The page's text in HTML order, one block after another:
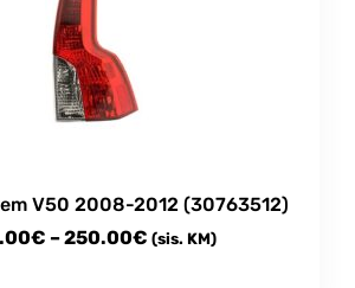
V50 2008-2012 (30763512)
€ –250.00€Price
(sis. KM)